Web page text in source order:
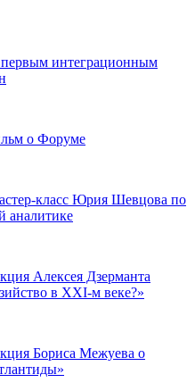
интеграционным
о Форуме
класс Юрия Шевцова по
аналитике
Алексея Дзерманта
в XXI-м веке?»
Бориса Межуева о